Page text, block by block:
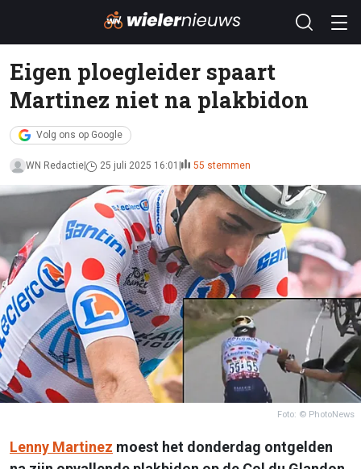
Eigen ploegleider spaart
Martinez niet na plakbidon
Volg ons op Google
WN Redactie 25 juli 2025 16:01 55 stemmen
Foto: © PhotoNews
Lenny Martinez moest het donderdag ontgelden